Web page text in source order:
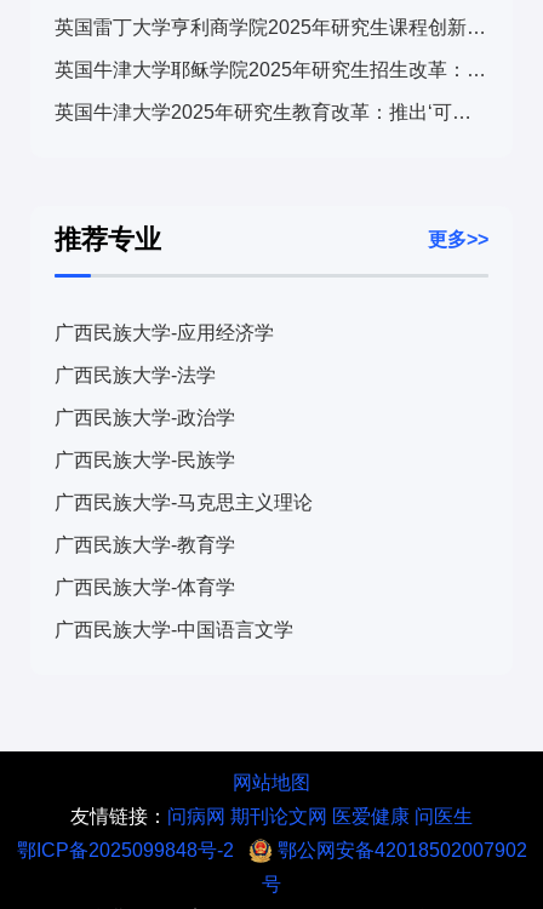
英国雷丁大学亨利商学院2025年研究生课程创新：推出‘可持续金融与ESG’专项计划，引领商科教育新趋势
英国牛津大学耶稣学院2025年研究生招生改革：推出‘全球挑战’跨学科项目，引发国际教育界关注
英国牛津大学2025年研究生教育改革：推出‘可持续发展与全球挑战’交叉学科计划，引发国际教育界关注
推荐专业 更多>>
广西民族大学-应用经济学
广西民族大学-法学
广西民族大学-政治学
广西民族大学-民族学
广西民族大学-马克思主义理论
广西民族大学-教育学
广西民族大学-体育学
广西民族大学-中国语言文学
网站地图
友情链接： 问病网 期刊论文网 医爱健康 问医生
鄂ICP备2025099848号-2
鄂公网安备42018502007902
号